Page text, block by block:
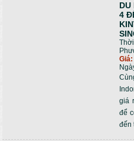
DU
4
Giá:
giá
để
đến